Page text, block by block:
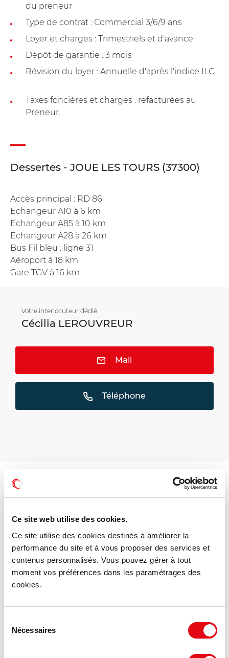
Ce site web utilise des cookies.
Ce site utilise des cookies destinés à améliorer la
performance du site et à vous proposer des services et
contenus personnalisés. Vous pouvez gérer à tout
moment vos préférences dans les paramétrages des
cookies.
Nécessaires
du preneur
Type de contrat : Commercial 3/6/9 ans
Loyer et charges : Trimestriels et d'avance
Dépôt de garantie : 3 mois
Révision du loyer : Annuelle d'après l'indice ILC
Taxes foncières et charges : refacturées au
Preneur.
Dessertes - JOUE LES TOURS (37300)
Accès principal : RD 86
Echangeur A10 à 6 km
Echangeur A85 à 10 km
Echangeur A28 à 26 km
Bus Fil bleu : ligne 31
Aéroport à 18 km
Gare TGV à 16 km
Votre interlocuteur dédié
Cécilia LEROUVREUR
Mail
Téléphone